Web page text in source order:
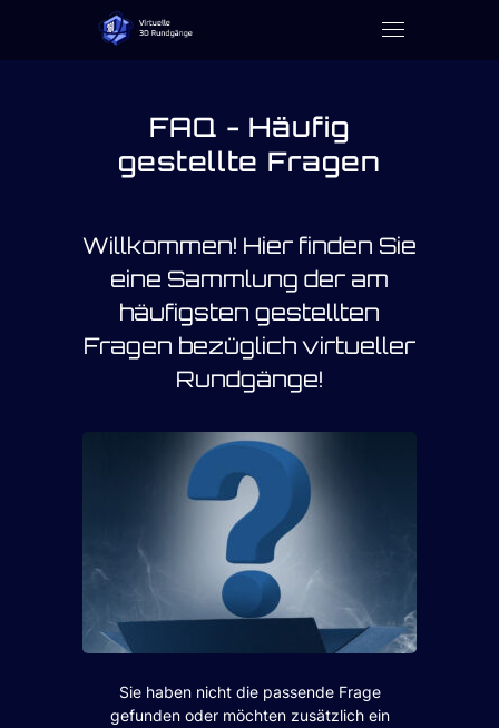
Zum Inhalt springen
FAQ - Häufig
gestellte Fragen
Willkommen! Hier finden Sie
eine Sammlung der am
häufigsten gestellten
Fragen bezüglich virtueller
Rundgänge!
Sie haben nicht die passende Frage
gefunden oder möchten zusätzlich ein